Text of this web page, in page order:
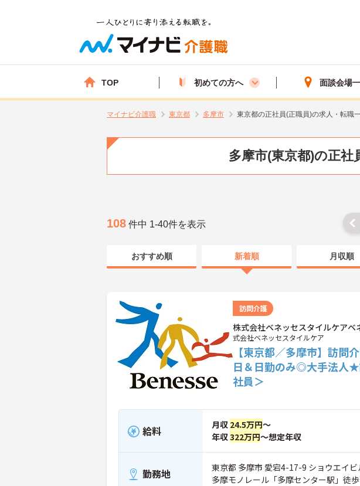
TOP 初めての方へ 面談会場
マイナビ介護職 東京都 多摩市 東京都の正社員(正職員)の求人・転職
多摩市(東京都)の正社
108 件中 1-40件を表示
おすすめ順 新着順 月収順
訪問介護
株式会社ベネッセスタイルケアベ
式会社ベネッセスタイルケア
【東京都／多摩市】訪問
日＆日勤のみ◎大手法人
社員＞
給料 月収 24.5万円～
年収322万円～想定年収
勤務地
東京都 多摩市 愛宕4-17-9 ショウエイビ
多摩モノレール「多摩センター駅」徒